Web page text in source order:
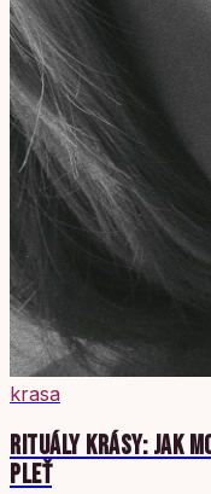
krasa
RITUÁLY KRÁSY: JAK
PLEŤ